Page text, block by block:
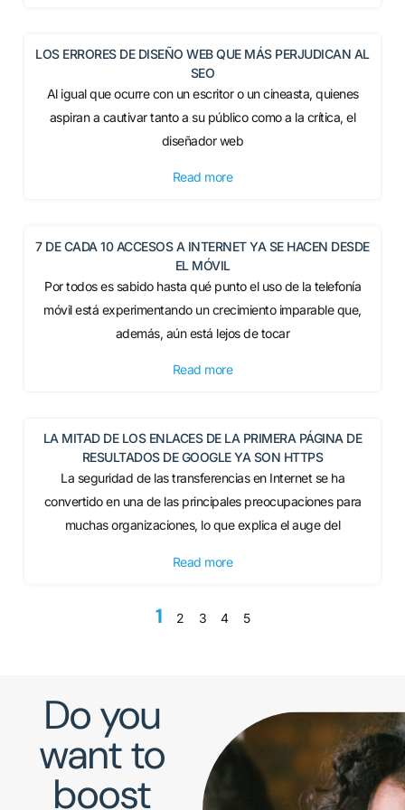
LOS ERRORES DE DISEÑO WEB QUE MÁS PERJUDICAN AL
SEO
Al igual que ocurre con un escritor o un cineasta, quienes
aspiran a cautivar tanto a su público como a la crítica, el
diseñador web
Read more
7 DE CADA 10 ACCESOS A INTERNET YA SE HACEN DESDE
EL MÓVIL
Por todos es sabido hasta qué punto el uso de la telefonía
móvil está experimentando un crecimiento imparable que,
además, aún está lejos de tocar
Read more
LA MITAD DE LOS ENLACES DE LA PRIMERA PÁGINA DE
RESULTADOS DE GOOGLE YA SON HTTPS
La seguridad de las transferencias en Internet se ha
convertido en una de las principales preocupaciones para
muchas organizaciones, lo que explica el auge del
Read more
1 2 3 4 5
Do you
want to
boost